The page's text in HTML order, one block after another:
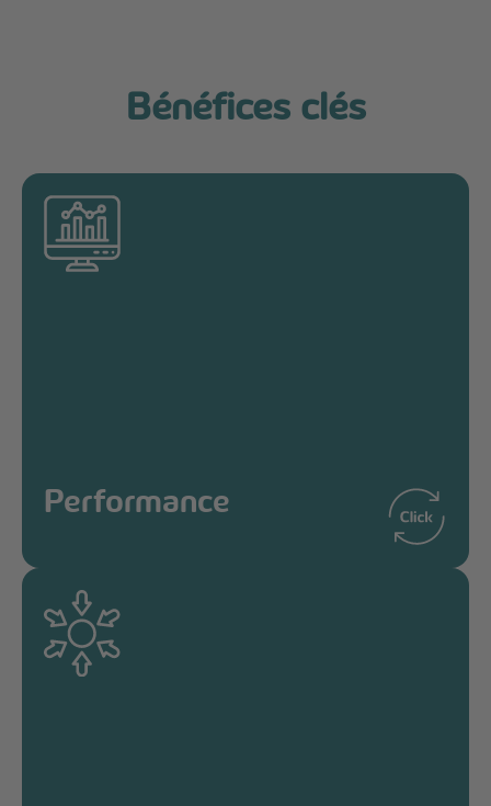
Bénéfices clés
Performance
améliorée.